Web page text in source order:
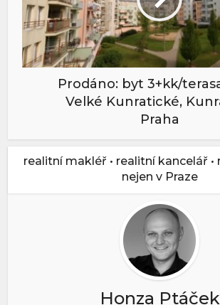
Prodáno: byt 3+kk/
Velké Kunratické,
Praha
realitní makléř • realitní kancelář •
nejen v Praze
Honza Ptáček